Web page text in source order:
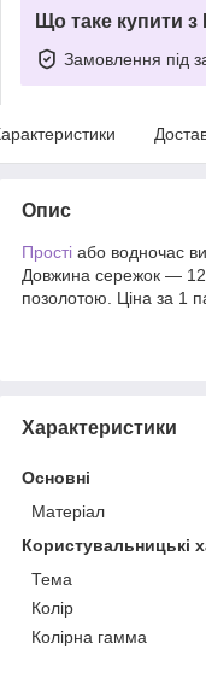
Що таке купити
Замовлення під
Опис
Прості або водночас
Довжина сережок —
позолотою. Ціна за 1
Характеристики
Основні
Матеріал
Користувальницькі
Тема
Колір
Колірна гамма